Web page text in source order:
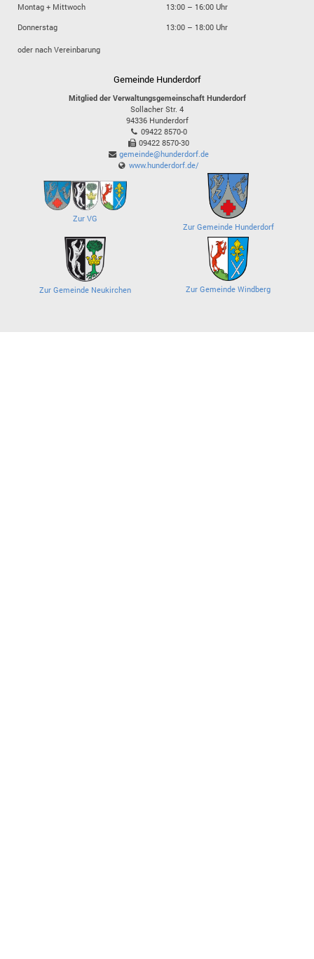
Montag + Mittwoch
13:00 – 16:00 Uhr
Donnerstag
13:00 – 18:00 Uhr
oder nach Vereinbarung
Gemeinde Hunderdorf
Mitglied der Verwaltungsgemeinschaft Hunderdorf
Sollacher Str. 4
94336 Hunderdorf
09422 8570-0
09422 8570-30
gemeinde@hunderdorf.de
www.hunderdorf.de/
Zur VG
Zur Gemeinde Hunderdorf
Zur Gemeinde Neukirchen Zur Gemeinde Windberg